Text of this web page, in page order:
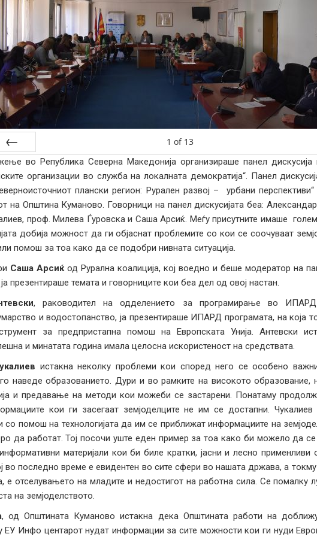
Prev
1 of 13
во Република Северна Македонија организираше панел
организации во служба на локалната демократија“. Панел
плански регион: Рурален развој – урбани
на Општина Куманово. Говорници на панел дискусијата беа:
проф. Милева Ѓуровска и Саша Арсиќ. Меѓу присутните имаше
добија можност да ги објаснат проблемите со кои се соочуваат
помош за тоа како да се подобри нивната ситуација.
Саша Арсиќ од Рурална коалиција, кој воедно и беше модератор на
презентираше темата и говорниците кои беа дел од овој настан.
, раководител на одделението за програмирање во
и водостопанство, ја презентираше ИПАРД програмата, на која
за предпристапна помош на Европската Унија. Антевски
и минатата година имала целосна искористеност на средствата.
истакна неколку проблеми кои според него се особено
наведе образованието. Дури и во рамките на високото образование,
и предавање на методи кои можеби се застарени. Понатаму
кои ги засегаат земјоделците не им се достапни.
со помош на технологијата да им се приближат информациите на
да работат. Тој посочи уште еден пример за тоа како би можело да
материјали кои би биле кратки, јасни и лесно применливи
во последно време е евидентен во сите сфери во нашата држава, а
е отселувањето на младите и недостигот на работна сила. Се помалку
на земјоделството.
, од Општината Куманово истакна дека Општината работи на
ЕУ Инфо центарот нудат информации за сите можности кои ги нуди